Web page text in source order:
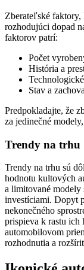
Zberateľské
rozhodujúci dopad
faktorov patrí:
Počet
História a
Stav a
Predpokladajte, že
za jedinečné
Trendy na trhu
Trendy na trhu sú
hodnotu kultových
a limitované
investíciami. Dopyt
nekonečného
prispieva k rastu ich
automobilovom
rozhodnutia a